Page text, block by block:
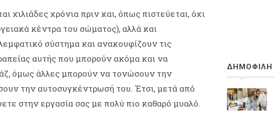
χιλιάδες χρόνια πριν και, όπως πιστεύεται, όχι
κέντρα του σώματος), αλλά και
σύστημα και ανακουφίζουν τις
αυτής που μπορούν ακόμα και να
όμως άλλες μπορούν να τονώσουν την
την αυτοσυγκέντρωσή του. Έτσι, μετά από
στην εργασία σας με πολύ πιο καθαρό μυαλό.
ΔΗΜΟΦΙΛΗ